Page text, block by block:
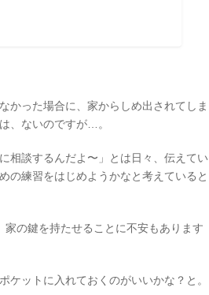
かった場合に、家からしめ出されてしま
、ないのですが…。
相談するんだよ〜」とは日々、伝えてい
の練習をはじめようかなと考えていると
の鍵を持たせることに不安もあります
ケットに入れておくのがいいかな？と。